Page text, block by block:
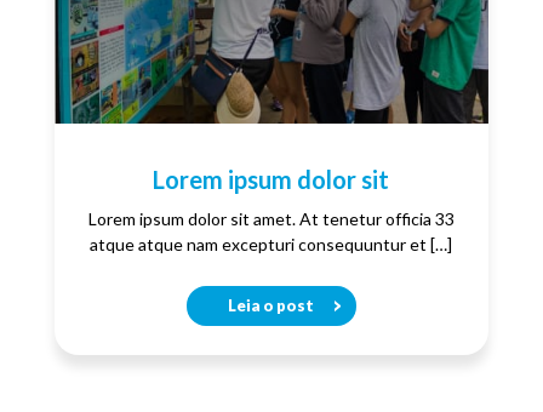
Lorem ipsum dolor sit
Lorem ipsum dolor sit amet. At tenetur officia 33
atque atque nam excepturi consequuntur et […]
Leia o post